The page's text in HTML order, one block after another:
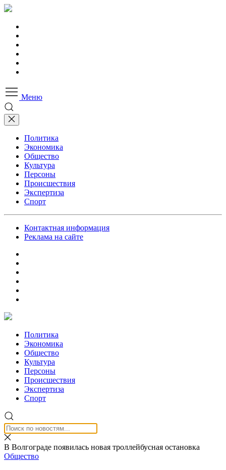
Меню
Политика
Экономика
Общество
Культура
Персоны
Происшествия
Экспертиза
Спорт
Контактная информация
Реклама на сайте
Политика
Экономика
Общество
Культура
Персоны
Происшествия
Экспертиза
Спорт
В Волгограде появилась новая троллейбусная остановка
Общество